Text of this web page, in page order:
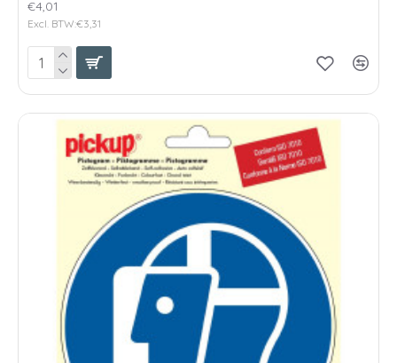
€4,01
Excl. BTW:€3,31